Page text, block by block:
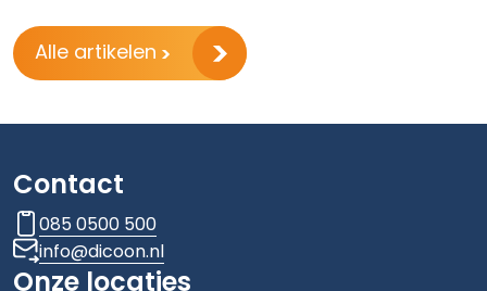
Alle artikelen
Contact
085 0500 500
info@dicoon.nl
Onze locaties